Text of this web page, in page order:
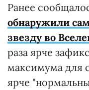
Ранее
обнаружили
звезду во
раза ярче
максимума для
ярче